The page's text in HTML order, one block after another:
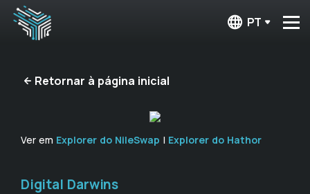
PT
Retornar à página inicial
Ver em Explorer do NileSwap | Explorer do Hathor
Digital Darwins